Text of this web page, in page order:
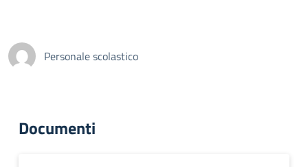
Personale scolastico
Documenti